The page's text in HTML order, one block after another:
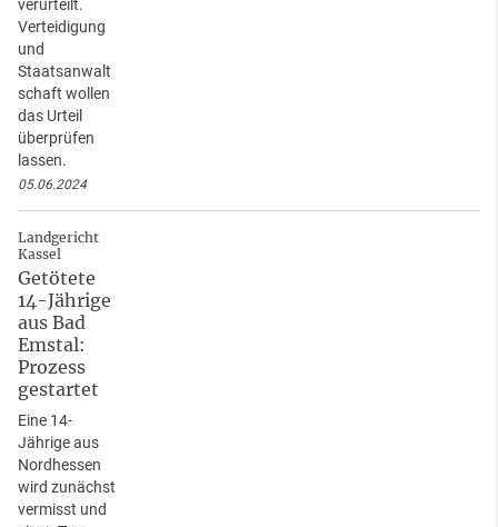
verurteilt.
Verteidigung
und
Staatsanwalt
schaft wollen
das Urteil
überprüfen
lassen.
05.06.2024
Landgericht
Kassel
Getötete
14-Jährige
aus Bad
Emstal:
Prozess
gestartet
Eine 14-
Jährige aus
Nordhessen
wird zunächst
vermisst und